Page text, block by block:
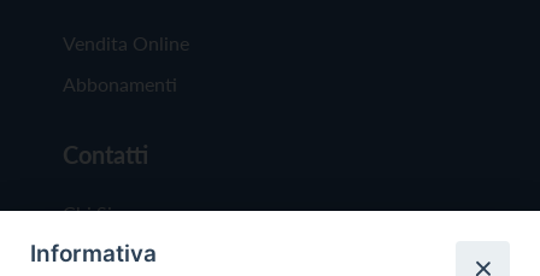
Vendita Online
Abbonamenti
Contatti
Chi Siamo
Redazione
Informativa